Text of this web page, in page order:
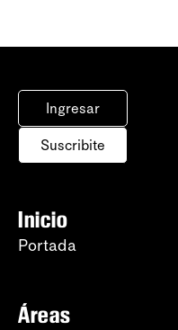
Ingresar
Suscribite
Inicio
Portada
Áreas